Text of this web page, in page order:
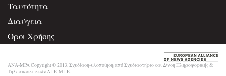
Ταυτότητα
Διαύγεια
Όροι Χρήσης
ANA-MPA Copyright © 2013. Σχεδίαση-υλοποίηση από Σχεδιαστήριο και Δ/νση Πληροφορικής &
Τηλεπικοινωνιών ΑΠΕ-ΜΠΕ.